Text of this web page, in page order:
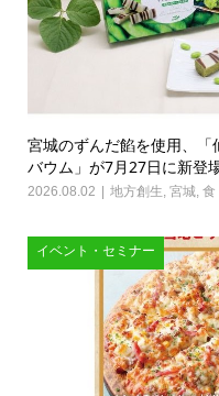
宮城のずんだ餡を使用、
バウム」が7月27日に新登
2026.08.02 地方創生 宮城 食
イベント・セミナー